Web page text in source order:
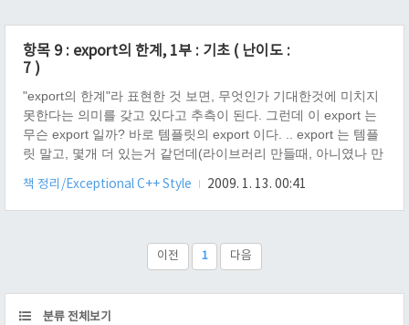
항목 9 : export의 한계, 1부 : 기초 ( 난이도 :
7 )
"export의 한계"라 표현한 것 보면, 무엇인가 기대한것에 미치지
못한다는 의미를 갖고 있다고 추측이 된다. 그런데 이 export 는
무슨 export 일까? 바로 템플릿의 export 이다. .. export 는 템플
릿 말고, 몇개 더 있는거 같던데(라이브러리 만들때, 아니였나 만
말해도 좋을 듯 싶다. 질문으로 논쟁을 유도해 보자. 1 ) 템플릿의
"포함 모형"이 뜻하는 바는 무엇인가? ... 부스트의 hpp 같은 녀석
적인 예로 stl 을 들 수 있겠다. 2 ) 템플릿의 "분리 모형"이 뜻하는
바는 무엇인가? .h 와 .cpp 로 헤더파일과 정의 부분을 나누어
책 정리/Exceptional C++ Style 2009. 1. 13. 00:41
이전 1 다음
CATEGORY
분류 전체보기